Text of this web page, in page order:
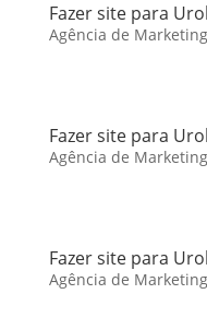
Fazer site para
Agência de
Fazer site para
Agência de
Fazer site para
Agência de